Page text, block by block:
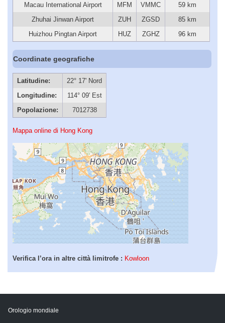
Macau International Airport MFM VMMC
59 km
Zhuhai Jinwan Airport
ZUH ZGSD
85 km
Huizhou Pingtan Airport
HUZ ZGHZ 96 km
Coordinate geografiche
Latitudine:
22° 17' Nord
Longitudine:
114° 09' Est
Popolazione:
7012738
Mappa online di Hong Kong
Verifica l’ora in altre città limitrofe : Kowloon
Orologio mondiale